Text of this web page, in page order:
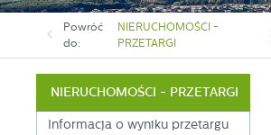
Powróć
do:
NIERUCHOMOŚCI -
PRZETARGI
NIERUCHOMOŚCI - PRZETARGI
Informacja o wyniku przetargu